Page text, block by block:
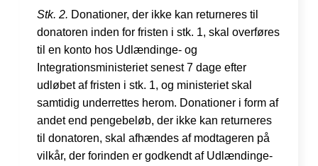
Stk. 2. Donationer, der ikke kan returneres til
donatoren inden for fristen i stk. 1, skal overføres
til en konto hos Udlændinge- og
Integrationsministeriet senest 7 dage efter
udløbet af fristen i stk. 1, og ministeriet skal
samtidig underrettes herom. Donationer i form af
andet end pengebeløb, der ikke kan returneres
til donatoren, skal afhændes af modtageren på
vilkår, der forinden er godkendt af Udlændinge-